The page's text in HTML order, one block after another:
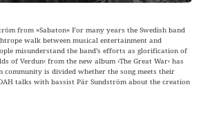
from »Sabaton« For many years the Swedish band
walk between musical entertainment and
misunderstand the band’s efforts as glorification of
of Verdun‹ from the new album ›The Great War‹ has
community is divided whether the song meets their
talks with bassist Pär Sundström about the creation